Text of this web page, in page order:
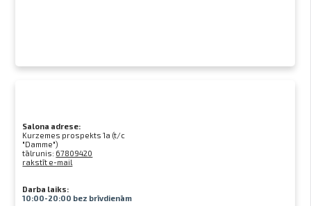
Salona adrese:
Kurzemes prospekts 1a (t/c
"Damme")
tālrunis: 67809420
rakstīt e-mail
Darba laiks:
10:00-20:00 bez brīvdienām